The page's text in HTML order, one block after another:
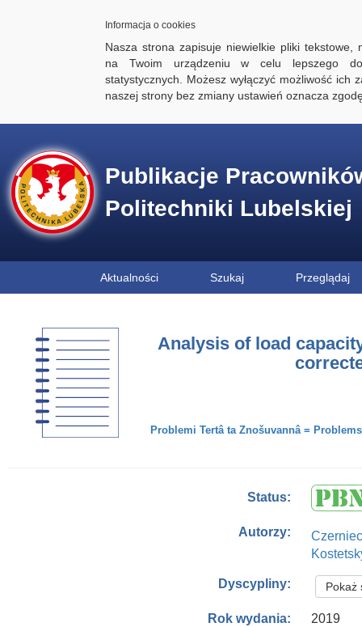
Informacja o cookies
Nasza strona zapisuje niewielkie pliki tekstowe,
na Twoim urządzeniu w celu lepszego
statystycznych. Możesz wyłączyć możliwość ich
naszej strony bez zmiany ustawień oznacza
Publikacje
Politechniki Lubelskiej
Aktualności Szukaj Przeglądaj
Analysis of load
Problemi Tertâ ta Znošuvannâ =
Status:
Autorzy:
Dyscypliny: Pokaż
Rok wydania: 2019